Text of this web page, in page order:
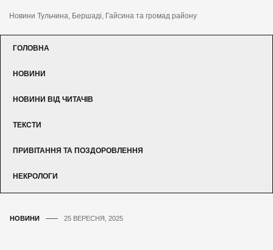
Новини Тульчина, Бершаді, Гайсина та громад району
ГОЛОВНА
НОВИНИ
НОВИНИ ВІД ЧИТАЧІВ
ТЕКСТИ
ПРИВІТАННЯ ТА ПОЗДОРОВЛЕННЯ
НЕКРОЛОГИ
НОВИНИ 25 ВЕРЕСНЯ, 2025